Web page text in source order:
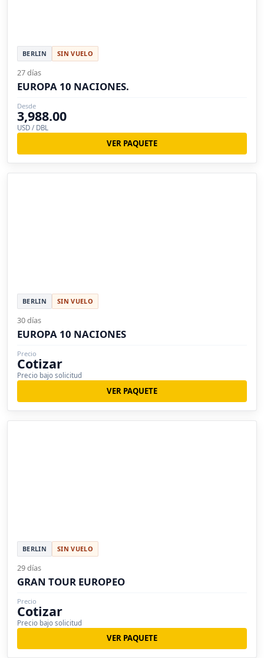
BERLIN SIN VUELO
27 días
EUROPA 10 NACIONES.
Desde
3,988.00
USD / DBL
VER PAQUETE
BERLIN SIN VUELO
30 días
EUROPA 10 NACIONES
Precio
Cotizar
Precio bajo solicitud
VER PAQUETE
BERLIN SIN VUELO
29 días
GRAN TOUR EUROPEO
Precio
Cotizar
Precio bajo solicitud
VER PAQUETE